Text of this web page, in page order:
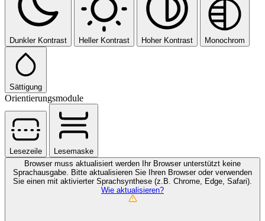
Dunkler Kontrast Heller Kontrast Hoher Kontrast Monochrom
Sättigung
Orientierungsmodule
Lesezeile
Lesemaske
Browser muss aktualisiert werden
Ihr Browser unterstützt keine
Sprachausgabe. Bitte aktualisieren Sie Ihren Browser oder verwenden
Sie einen mit aktivierter Sprachsynthese (z.B. Chrome, Edge, Safari).
Wie aktualisieren?